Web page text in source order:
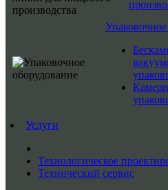
Услуги
Технологическое
Технический сервис